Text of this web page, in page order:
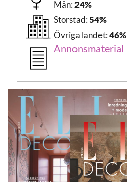
Män:24%
Storstad:54%
Övriga landet:46%
Annonsmaterial